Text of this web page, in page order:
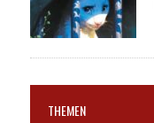
THEMEN